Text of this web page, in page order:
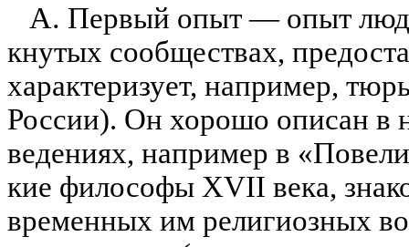
А. Первый опыт —опыт
кнутых сообществах,
характеризует, например,
России). Он хорошо описан в
ведениях, например в
кие философы XVII века,
временных им религиозных